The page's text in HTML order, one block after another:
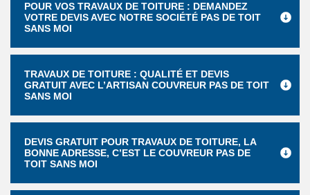
POUR VOS TRAVAUX DE TOITURE : DEMANDEZ
VOTRE DEVIS AVEC NOTRE SOCIÉTÉ PAS DE TOIT
SANS MOI
TRAVAUX DE TOITURE : QUALITÉ ET DEVIS
GRATUIT AVEC L’ARTISAN COUVREUR PAS DE TOIT
SANS MOI
DEVIS GRATUIT POUR TRAVAUX DE TOITURE, LA
BONNE ADRESSE, C’EST LE COUVREUR PAS DE
TOIT SANS MOI